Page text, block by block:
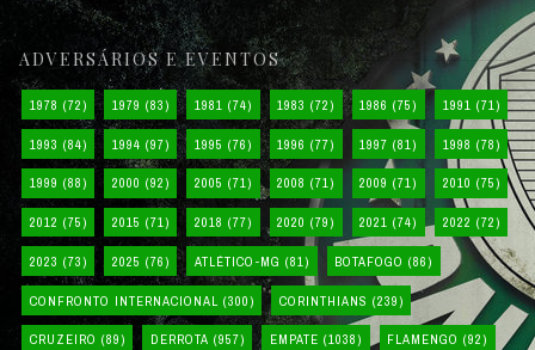
ADVERSÁRIOS E EVENTOS
1978 (72) 1979 (83) 1981 (74) 1983 (72) 1986 (75) 1991 (71)
1993 (84) 1994 (97) 1995 (76) 1996 (77) 1997 (81) 1998 (78)
1999 (88) 2000 (92) 2005 (71) 2008 (71) 2009 (71) 2010 (75)
2012 (75) 2015 (71) 2018 (77) 2020 (79) 2021 (74) 2022 (72)
2023 (73) 2025 (76) ATLÉTICO-MG (81) BOTAFOGO (86)
CONFRONTO INTERNACIONAL (300) CORINTHIANS (239)
CRUZEIRO (89) DERROTA (957) EMPATE (1038) FLAMENGO (92)